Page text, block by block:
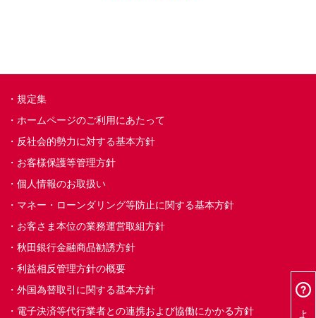
規定集
ホームページのご利用にあたって
反社会的勢力に対する基本方針
お客様保護等管理方針
個人情報のお取扱い
マネー・ローンダリング等防止に関する基本方針
お客さま本位の業務運営取組方針
秋田銀行金融商品勧誘方針
利益相反管理方針の概要
外国為替取引に関する基本方針
電子決済等代行業者との連携および協働にかかる方針